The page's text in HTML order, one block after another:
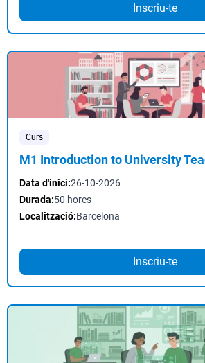
Inscriu-te
Curs
M1 Introduction to University
Data d'inici:26-10-2026
Durada:50 hores
Localització:Barcelona
Inscriu-te